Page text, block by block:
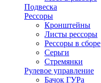
Подвеска
Рессоры
Кронштейны
Листы рессоры
Рессоры в сборе
Серьги
Стремянки
Рулевое управление
Бачок ГУРа